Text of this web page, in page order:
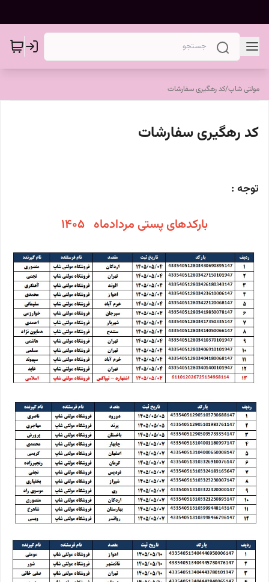
مولتی شاپ/کد رهگیری سفارشات
کد رهگیری سفارشات
توجه :
بارکدهای پستی مردادماه 1405